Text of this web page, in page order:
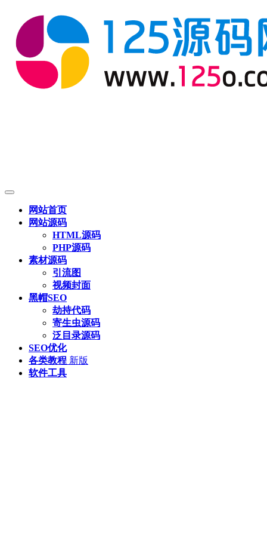
网站首页
网站源码
HTML源码
PHP源码
素材源码
引流图
视频封面
黑帽SEO
劫持代码
寄生虫源码
泛目录源码
SEO优化
各类教程 新版
软件工具